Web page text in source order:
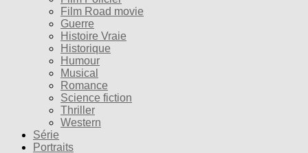
Film Road movie
Guerre
Histoire Vraie
Historique
Humour
Musical
Romance
Science fiction
Thriller
Western
Série
Portraits